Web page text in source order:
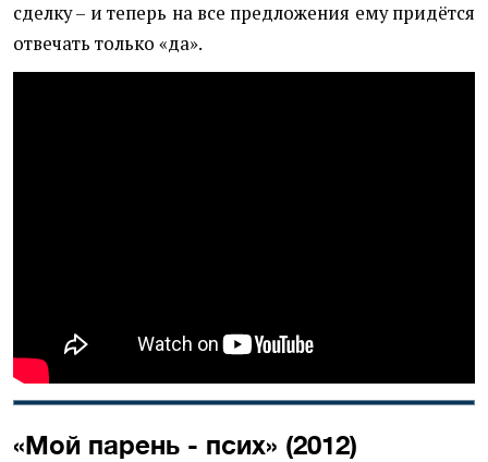
сделку – и теперь на все предложения ему придётся
отвечать только «да».
«Мой парень - псих» (2012)